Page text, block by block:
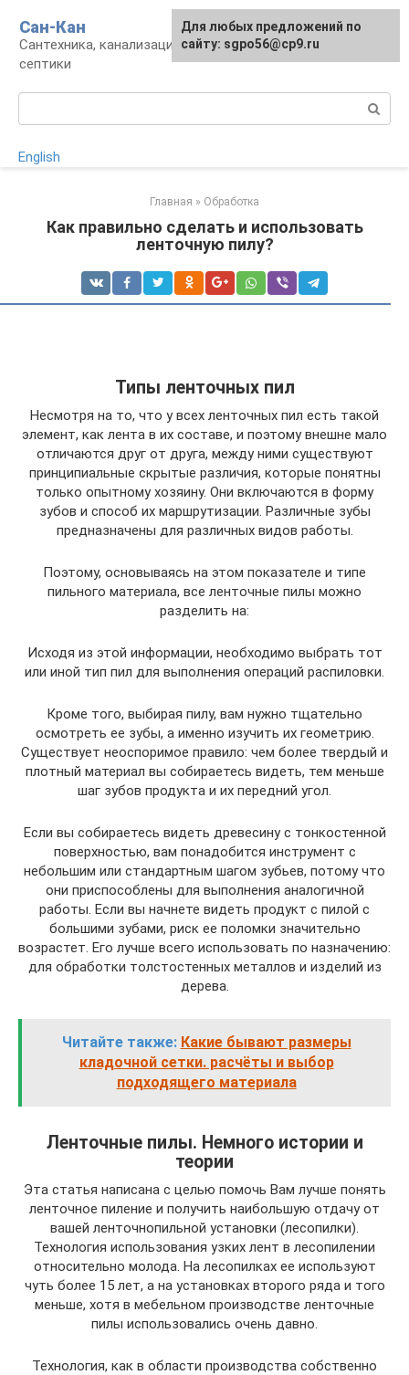
контенту
Сан-Кан
Сантехника, канализация, водопровод,
септики
English
Главная » Обработка
Как правильно сделать и использовать
ленточную пилу?
Типы ленточных пил
Несмотря на то, что у всех ленточных пил есть такой
элемент, как лента в их составе, и поэтому внешне мало
отличаются друг от друга, между ними существуют
принципиальные скрытые различия, которые понятны
только опытному хозяину. Они включаются в форму
зубов и способ их маршрутизации. Различные зубы
предназначены для различных видов работы.
Поэтому, основываясь на этом показателе и типе
пильного материала, все ленточные пилы можно
разделить на:
Исходя из этой информации, необходимо выбрать тот
или иной тип пил для выполнения операций распиловки.
Кроме того, выбирая пилу, вам нужно тщательно
осмотреть ее зубы, а именно изучить их геометрию.
Существует неоспоримое правило: чем более твердый и
плотный материал вы собираетесь видеть, тем меньше
шаг зубов продукта и их передний угол.
Если вы собираетесь видеть древесину с тонкостенной
поверхностью, вам понадобится инструмент с
небольшим или стандартным шагом зубьев, потому что
они приспособлены для выполнения аналогичной
работы. Если вы начнете видеть продукт с пилой с
большими зубами, риск ее поломки значительно
возрастет. Его лучше всего использовать по назначению:
для обработки толстостенных металлов и изделий из
дерева.
Читайте также: Какие бывают размеры
кладочной сетки. расчёты и выбор
подходящего материала
Ленточные пилы. Немного истории и
теории
Эта статья написана с целью помочь Вам лучше понять
ленточное пиление и получить наибольшую отдачу от
вашей ленточнопильной установки (лесопилки).
Технология использования узких лент в лесопилении
относительно молода. На лесопилках ее используют
чуть более 15 лет, а на установках второго ряда и того
меньше, хотя в мебельном производстве ленточные
пилы использовались очень давно.
Технология, как в области производства собственно
Для любых предложений по
сайту: sgpo56@cp9.ru